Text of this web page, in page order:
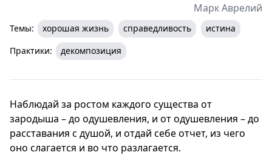
Марк Аврелий
Темы: хорошая жизнь справедливость
истина
Практики:
декомпозиция
Наблюдай за ростом каждого существа от
зародыша – до одушевления, и от одушевления – до
расставания с душой, и отдай себе отчет, из чего
оно слагается и во что разлагается.